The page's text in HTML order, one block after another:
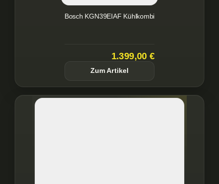
Bosch KGN39EIAF Kühlkombi
1.399,00 €
Zum Artikel